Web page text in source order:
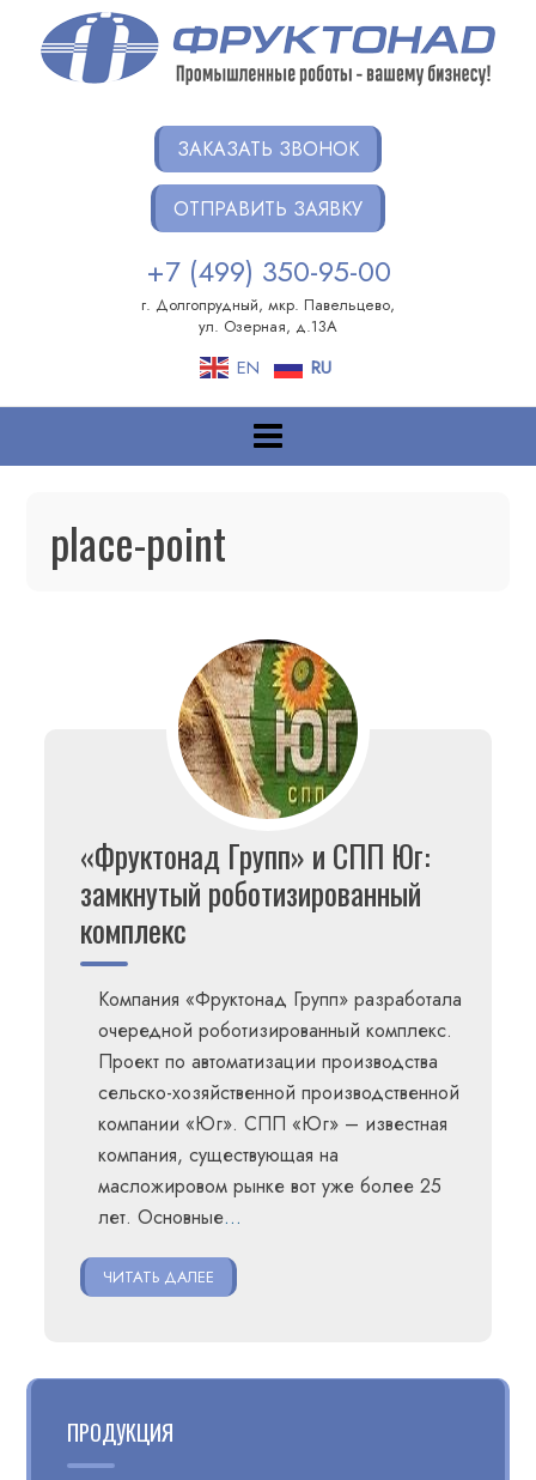
Перейти
содержанию
ФРУКТОНАД ГРУПП
ЗАКАЗАТЬ ЗВОНОК
ОТПРАВИТЬ ЗАЯВКУ
+7 (499) 350-95-00
г. Долгопрудный, мкр. Павельцево,
ул. Озерная, д.13А
EN RU
place-point
«Фруктонад Групп» и СПП Юг:
замкнутый роботизированный
комплекс
Компания «Фруктонад Групп» разработала
очередной роботизированный комплекс.
Проект по автоматизации производства
сельско-хозяйственной производственной
компании «Юг». СПП «Юг» – известная
компания, существующая на
масложировом рынке вот уже более 25
лет. Основные…
ЧИТАТЬ ДАЛЕЕ
ПРОДУКЦИЯ